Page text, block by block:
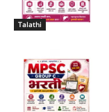
Talathi